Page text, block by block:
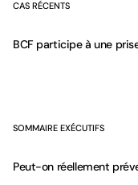
CAS RÉCENTS
BCF participe à une
SOMMAIRE EXÉCUTIFS
Peut-on réellement